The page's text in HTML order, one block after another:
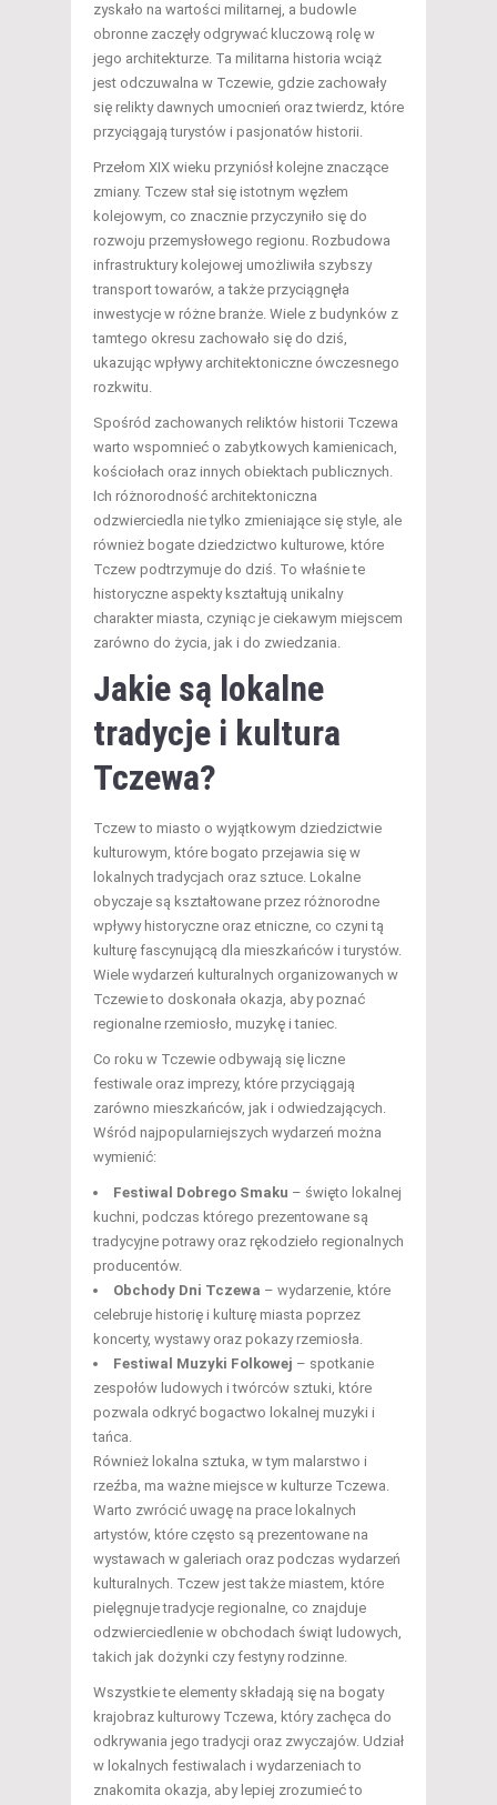
zyskało na wartości militarnej, a budowle
obronne zaczęły odgrywać kluczową rolę w
jego architekturze. Ta militarna historia wciąż
jest odczuwalna w Tczewie, gdzie zachowały
się relikty dawnych umocnień oraz twierdz, które
przyciągają turystów i pasjonatów historii.
Przełom XIX wieku przyniósł kolejne znaczące
zmiany. Tczew stał się istotnym węzłem
kolejowym, co znacznie przyczyniło się do
rozwoju przemysłowego regionu. Rozbudowa
infrastruktury kolejowej umożliwiła szybszy
transport towarów, a także przyciągnęła
inwestycje w różne branże. Wiele z budynków z
tamtego okresu zachowało się do dziś,
ukazując wpływy architektoniczne ówczesnego
rozkwitu.
Spośród zachowanych reliktów historii Tczewa
warto wspomnieć o zabytkowych kamienicach,
kościołach oraz innych obiektach publicznych.
Ich różnorodność architektoniczna
odzwierciedla nie tylko zmieniające się style, ale
również bogate dziedzictwo kulturowe, które
Tczew podtrzymuje do dziś. To właśnie te
historyczne aspekty kształtują unikalny
charakter miasta, czyniąc je ciekawym miejscem
zarówno do życia, jak i do zwiedzania.
Jakie są lokalne
tradycje i kultura
Tczewa?
Tczew to miasto o wyjątkowym dziedzictwie
kulturowym, które bogato przejawia się w
lokalnych tradycjach oraz sztuce. Lokalne
obyczaje są kształtowane przez różnorodne
wpływy historyczne oraz etniczne, co czyni tą
kulturę fascynującą dla mieszkańców i turystów.
Wiele wydarzeń kulturalnych organizowanych w
Tczewie to doskonała okazja, aby poznać
regionalne rzemiosło, muzykę i taniec.
Co roku w Tczewie odbywają się liczne
festiwale oraz imprezy, które przyciągają
zarówno mieszkańców, jak i odwiedzających.
Wśród najpopularniejszych wydarzeń można
wymienić:
Festiwal Dobrego Smaku – święto lokalnej
kuchni, podczas którego prezentowane są
tradycyjne potrawy oraz rękodzieło regionalnych
producentów.
Obchody Dni Tczewa – wydarzenie, które
celebruje historię i kulturę miasta poprzez
koncerty, wystawy oraz pokazy rzemiosła.
Festiwal Muzyki Folkowej – spotkanie
zespołów ludowych i twórców sztuki, które
pozwala odkryć bogactwo lokalnej muzyki i
tańca.
Również lokalna sztuka, w tym malarstwo i
rzeźba, ma ważne miejsce w kulturze Tczewa.
Warto zwrócić uwagę na prace lokalnych
artystów, które często są prezentowane na
wystawach w galeriach oraz podczas wydarzeń
kulturalnych. Tczew jest także miastem, które
pielęgnuje tradycje regionalne, co znajduje
odzwierciedlenie w obchodach świąt ludowych,
takich jak dożynki czy festyny rodzinne.
Wszystkie te elementy składają się na bogaty
krajobraz kulturowy Tczewa, który zachęca do
odkrywania jego tradycji oraz zwyczajów. Udział
w lokalnych festiwalach i wydarzeniach to
znakomita okazja, aby lepiej zrozumieć to